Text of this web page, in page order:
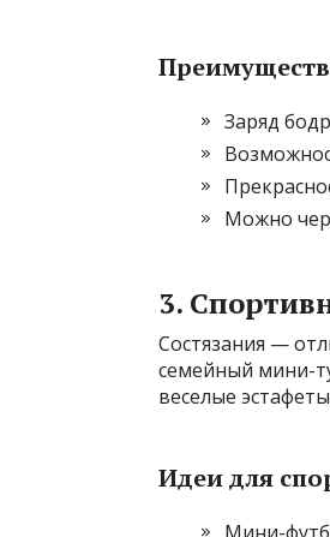
Заряд
Можно
3.
Состязания —
семейный мини-
веселые
Идеи для